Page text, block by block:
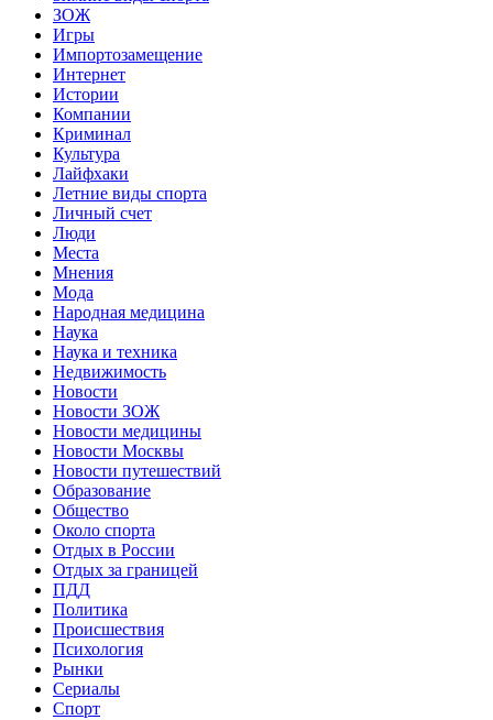
ЗОЖ
Игры
Импортозамещение
Интернет
Истории
Компании
Криминал
Культура
Лайфхаки
Летние виды спорта
Личный счет
Люди
Места
Мнения
Мода
Народная медицина
Наука
Наука и техника
Недвижимость
Новости
Новости ЗОЖ
Новости медицины
Новости Москвы
Новости путешествий
Образование
Общество
Около спорта
Отдых в России
Отдых за границей
ПДД
Политика
Происшествия
Психология
Рынки
Сериалы
Спорт